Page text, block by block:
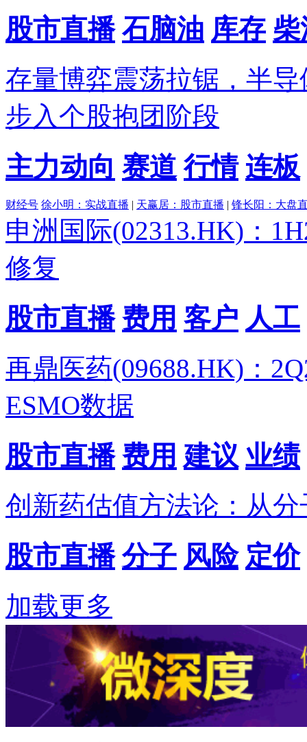
股市直播 石脑油 库存 柴
存量博弈震荡拉锯，半
步入个股抱团阶段
主力动向 赛道 行情 连板
财经号 徐小明：实战直播 | 天赢居：股市直播 | 锋长阳：大盘
申洲国际(02313.HK)：
修复
股市直播 费用 客户 人工
再鼎医药(09688.HK)：
ESMO数据
股市直播 费用 建议 业绩
创新药估值方法论：从
股市直播 分子 风险 定价
加载更多